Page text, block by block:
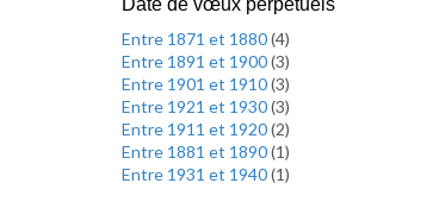
Date de vœux perpétuels
Entre 1871 et 1880(4)
Entre 1891 et 1900(3)
Entre 1901 et 1910(3)
Entre 1921 et 1930(3)
Entre 1911 et 1920(2)
Entre 1881 et 1890(1)
Entre 1931 et 1940(1)